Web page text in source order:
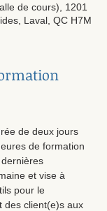
de cours), 1201
Laval, QC H7M
de deux jours
de formation
et vise à
pour le
des client(e)s aux